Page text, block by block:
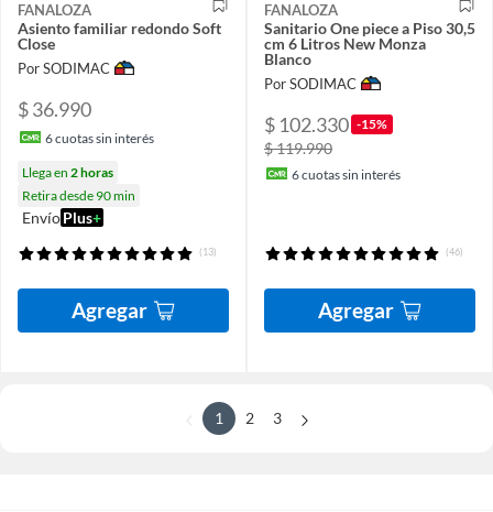
FANALOZA
Asiento familiar redondo Soft
Close
Por SODIMAC
$ 36.990
6cuotas sin interés
Llega en 2 horas
Retira desde 90 min
EnvíoPlus+
(13)
Agregar
FANALOZA
Sanitario One piece a Piso 30,5
cm 6 Litros New Monza
Blanco
Por SODIMAC
$ 102.330 -15%
$ 119.990
6cuotas sin interés
(46)
Agregar
1 2 3